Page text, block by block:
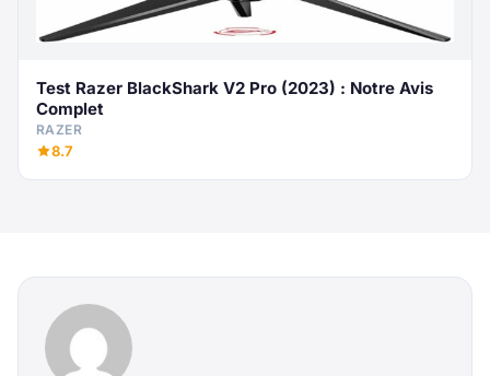
Test Razer BlackShark V2 Pro (2023) : Notre Avis
Complet
RAZER
8.7